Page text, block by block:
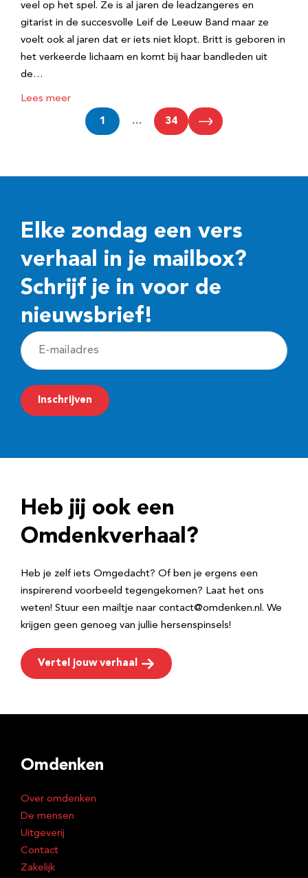
veel op het spel. Ze is al jaren de leadzangeres en
gitarist in de succesvolle Leif de Leeuw Band maar ze
voelt ook al jaren dat er iets niet klopt. Britt is geboren in
het verkeerde lichaam en komt bij haar bandleden uit
de…
Lees meer
1 … 34
Elke zondag een vers
verhaal in je mailbox?
Schrijf je in voor de
nieuwsbrief!
E
-
m
a
r
e
Inschrijven
Heb jij ook een
Omdenkverhaal?
Heb je zelf iets Omgedacht? Of ben je ergens een
inspirerend voorbeeld tegengekomen? Laat het ons
weten! Stuur een mailtje naar contact@omdenken.nl. We
krijgen geen genoeg van jullie hersenspinsels!
Vertel jouw verhaal
Omdenken
Over omdenken
De mensen
Uitgeverij
Contact
Zakelijk